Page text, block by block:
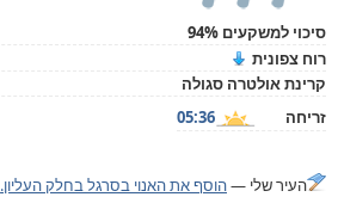
סיכוי למשקעים 94%
רוח צפונית
קרינת אולטרה סגולה
זריחה
05:36
העיר שלי —הוסף את האנוי בסרגל בחלק העליון.